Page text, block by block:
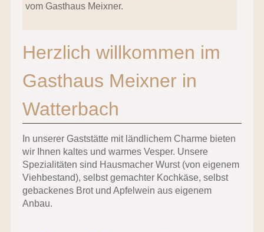
vom Gasthaus Meixner.
Herzlich willkommen im
Gasthaus Meixner in
Watterbach
In unserer Gaststätte mit ländlichem Charme bieten
wir Ihnen kaltes und warmes Vesper. Unsere
Spezialitäten sind Hausmacher Wurst (von eigenem
Viehbestand), selbst gemachter Kochkäse, selbst
gebackenes Brot und Apfelwein aus eigenem
Anbau.